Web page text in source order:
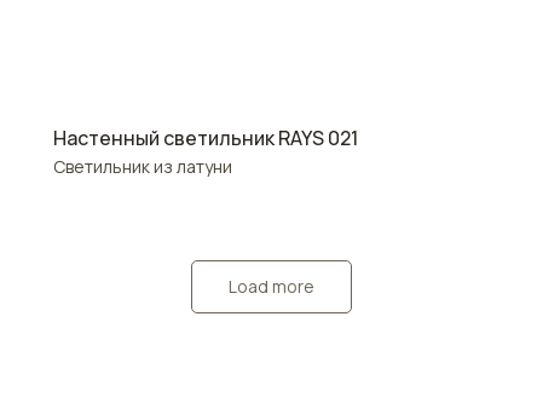
Настенный светильник RAYS 021
Светильник из латуни
Load more